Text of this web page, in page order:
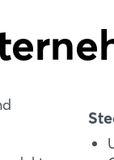
Einloggen
Noch nicht